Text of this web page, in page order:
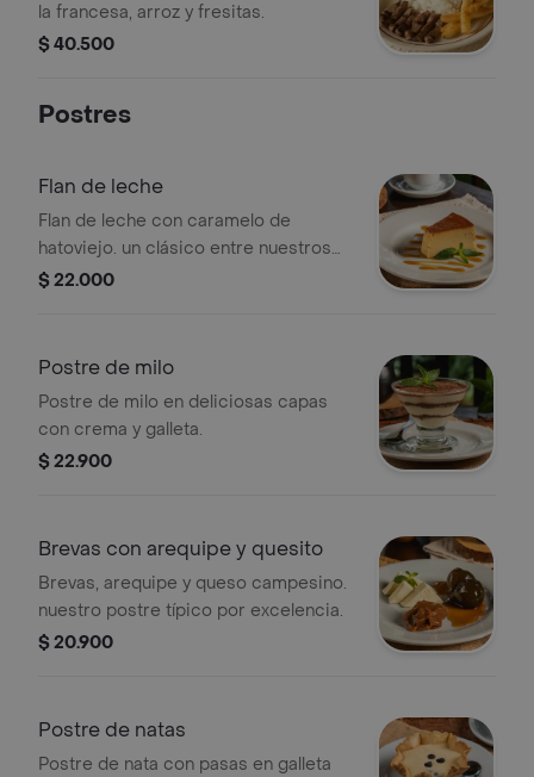
la francesa, arroz y fresitas.
$ 40.500
Postres
Flan de leche
Flan de leche con caramelo de
hatoviejo. un clásico entre nuestros
postres.
$ 22.000
Postre de milo
Postre de milo en deliciosas capas
con crema y galleta.
$ 22.900
Brevas con arequipe y quesito
Brevas, arequipe y queso campesino.
nuestro postre típico por excelencia.
$ 20.900
Postre de natas
Postre de nata con pasas en galleta